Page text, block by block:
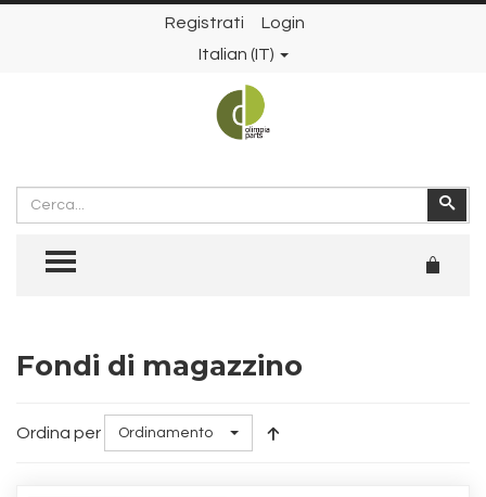
Registrati
Login
Italian (IT)
Cerca
TOGGLE MENU
Fondi di magazzino
Ordina per Ordinamento